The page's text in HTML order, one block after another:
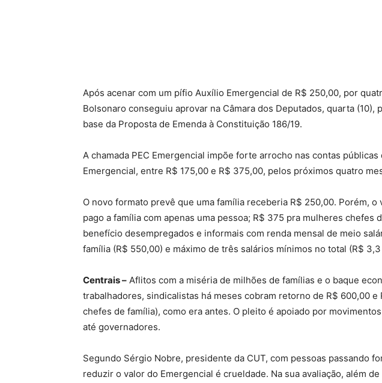
Após acenar com um pífio Auxílio Emergencial de R$ 250,00, por
Bolsonaro conseguiu aprovar na Câmara dos Deputados, quarta (10),
base da Proposta de Emenda à Constituição 186/19.
A chamada PEC Emergencial impõe forte arrocho nas contas
Emergencial, entre R$ 175,00 e R$ 375,00, pelos próximos quatro
O novo formato prevê que uma família receberia R$ 250,00. Porém, o
pago a família com apenas uma pessoa; R$ 375 pra mulheres chefes
benefício desempregados e informais com renda mensal de meio
família (R$ 550,00) e máximo de três salários mínimos no total (R$
Centrais – Aflitos com a miséria de milhões de famílias e o baque
trabalhadores, sindicalistas há meses cobram retorno de R$ 600,00 e
chefes de família), como era antes. O pleito é apoiado por
até governadores.
Segundo Sérgio Nobre, presidente da CUT, com pessoas passando
reduzir o valor do Emergencial é crueldade. Na sua avaliação, além